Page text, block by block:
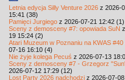
Letnia edycja Silly Venture 2026 z 2026-
15:41 (38)
Pamięci Jurgiego z 2026-07-21 12:42 (1)
Sceny z demosceny #7: opowiada SuN
19 15:24 (2)
Atari Muzeum w Poznaniu na KWAS #40
07-16 16:10 (4)
Nie żyje kolega Pecuś z 2026-07-13
Sceny z demosceny #7 - Grzegorz
2026-07-12 17:29 (12)
Lost Party 2026 nadchodzi z 2026-07-